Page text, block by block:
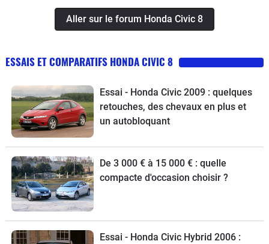
Aller sur le forum Honda Civic 8
ESSAIS ET COMPARATIFS HONDA CIVIC 8
Essai - Honda Civic 2009 : quelques
retouches, des chevaux en plus et
un autobloquant
De 3 000 € à 15 000 € : quelle
compacte d'occasion choisir ?
Essai - Honda Civic Hybrid 2006 :